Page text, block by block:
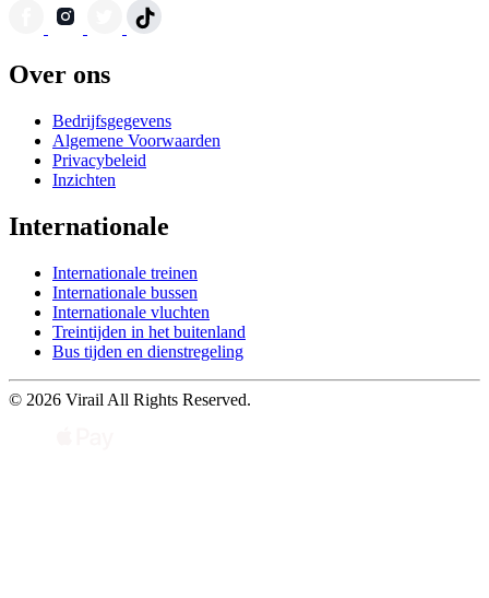
Over ons
Bedrijfsgegevens
Algemene Voorwaarden
Privacybeleid
Inzichten
Internationale
Internationale treinen
Internationale bussen
Internationale vluchten
Treintijden in het buitenland
Bus tijden en dienstregeling
© 2026 Virail All Rights Reserved.